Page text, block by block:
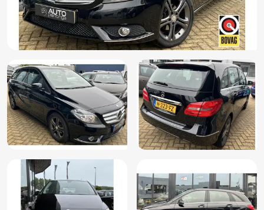
Stuurbekrachtiging
Stuur verstelbaar
Stuurwiel in leder (280)
Vermoeidheids herkenning